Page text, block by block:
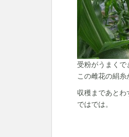
受粉がうまくで
この雌花の絹糸
収穫まであとわ
ではでは。